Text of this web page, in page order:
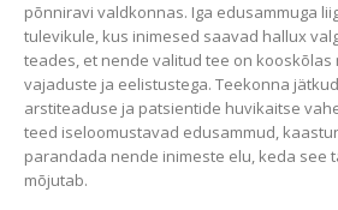
põnniravi valdkonnas. Iga edusammuga
tulevikule, kus inimesed saavad hallux
teades, et nende valitud tee on
vajaduste ja eelistustega. Teekonna
arstiteaduse ja patsientide huvikaitse
teed iseloomustavad edusammud,
parandada nende inimeste elu, keda see
mõjutab.